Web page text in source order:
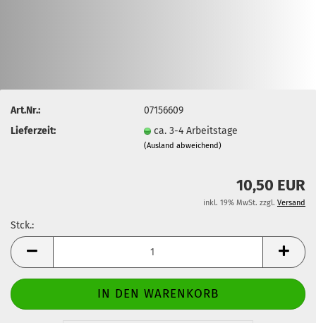
Art.Nr.:
07156609
Lieferzeit:
ca. 3-4 Arbeitstage
(Ausland abweichend)
10,50 EUR
inkl. 19% MwSt. zzgl. Versand
Stck.:
Stck.